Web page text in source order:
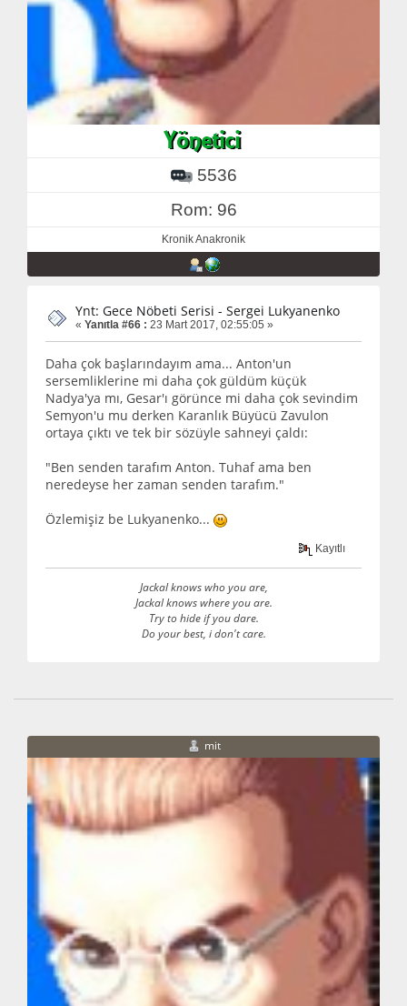
5536
Rom: 96
Kronik Anakronik
Ynt: Gece Nöbeti Serisi - Sergei Lukyanenko
« Yanıtla #66 : 23 Mart 2017, 02:55:05 »
Daha çok başlarındayım ama... Anton'un
sersemliklerine mi daha çok güldüm küçük
Nadya'ya mı, Gesar'ı görünce mi daha çok sevindim
Semyon'u mu derken Karanlık Büyücü Zavulon
ortaya çıktı ve tek bir sözüyle sahneyi çaldı:
"Ben senden tarafım Anton. Tuhaf ama ben
neredeyse her zaman senden tarafım."
Özlemişiz be Lukyanenko...
Kayıtlı
Jackal knows who you are,
Jackal knows where you are.
Try to hide if you dare.
Do your best, i don't care.
mit